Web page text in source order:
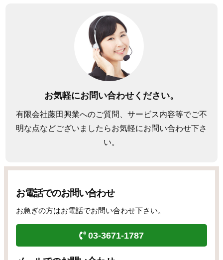
お気軽にお問い合わせください。
有限会社藤田興業へのご質問、サービス内容等でご不
明な点などございましたらお気軽にお問い合わせ下さ
い。
お電話でのお問い合わせ
お急ぎの方はお電話でお問い合わせ下さい。
03-3671-1787